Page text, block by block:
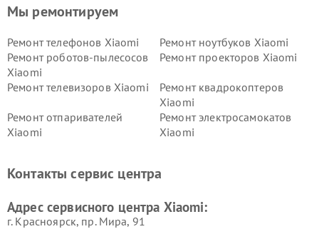
Мы ремонтируем
Ремонт телефонов Xiaomi
Ремонт ноутбуков Xiaomi
Ремонт роботов-пылесосов
Xiaomi
Ремонт проекторов Xiaomi
Ремонт телевизоров Xiaomi
Ремонт квадрокоптеров
Xiaomi
Ремонт отпаривателей
Xiaomi
Ремонт электросамокатов
Xiaomi
Ремонт стиральных машин
Ремонт смарт-часов Xiaomi
Контакты сервис центра
Адрес сервисного центра Xiaomi:
г. Красноярск, ​пр. Мира, 91